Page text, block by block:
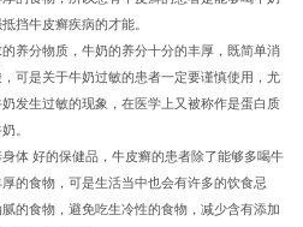
挡牛皮癣疾病的才能。
分物质，牛奶的养分十分的丰厚，既简单消
可是关于牛奶过敏的患者一定要谨慎使用，尤
发生过敏的现象，在医学上又被称作是蛋白质
。
好的保健品，牛皮癣的患者除了能够多喝牛
的食物，可是生活当中也会有许多的饮食忌
的食物，避免吃生冷性的食物，减少含有添加